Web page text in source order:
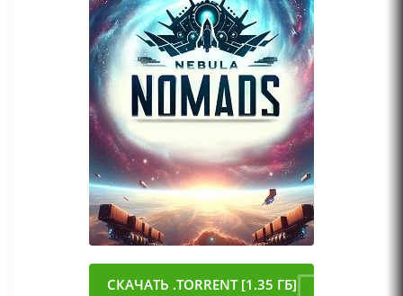
СКАЧАТЬ .TORRENT [1.35 ГБ]